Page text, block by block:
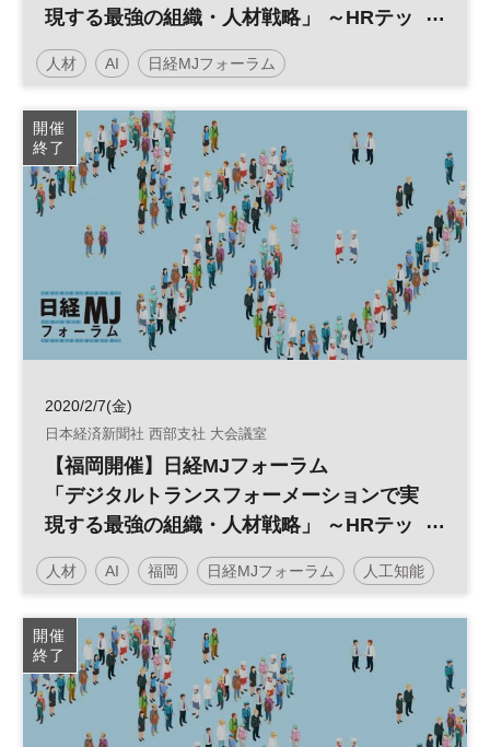
現する最強の組織・人材戦略」 ～HRテッ
クが企業経営を根本から変えていく～
人材 AI 日経MJフォーラム
デジタルトランスフォーメーション 人工知能
働き方改革 人事 HRテック 組織
バックオフィス 参加無料
開催
終了
2020/2/7(金)
日本経済新聞社 西部支社 大会議室
【福岡開催】日経MJフォーラム
「デジタルトランスフォーメーションで実
現する最強の組織・人材戦略」 ～HRテッ
クが変えていく人事の世界～
人材 AI 福岡 日経MJフォーラム 人工知能
働き方改革 人事 HRテック RPA 組織
バックオフィス 参加無料
開催
終了